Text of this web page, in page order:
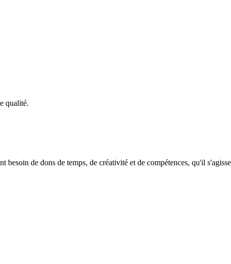
qualité.
de dons de temps, de créativité et de compétences, qu'il